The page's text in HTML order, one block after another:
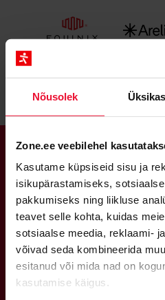
Nõusolek
Zone.ee veebilehel
Kasutame küpsiseid sisu ja
isikupärastamiseks,
pakkumiseks ning liikluse
teavet selle kohta, kuidas
sotsiaalse meedia, reklaami-
võivad seda kombineerida
esitanud või mida nad on
kasutamise käigus.
KIIRE JA